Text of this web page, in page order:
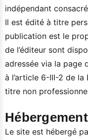
indépendant
Il est édité à titre
publication est le
de l’éditeur sont
adressée via la page
à l’article 6-III-2 de
titre non
Hébergement
Le site est hébergé